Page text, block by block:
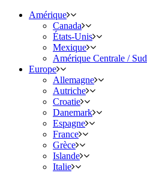
Amérique
Canada
États-Unis
Mexique
Amérique Centrale / Sud
Europe
Allemagne
Autriche
Croatie
Danemark
Espagne
France
Grèce
Islande
Italie